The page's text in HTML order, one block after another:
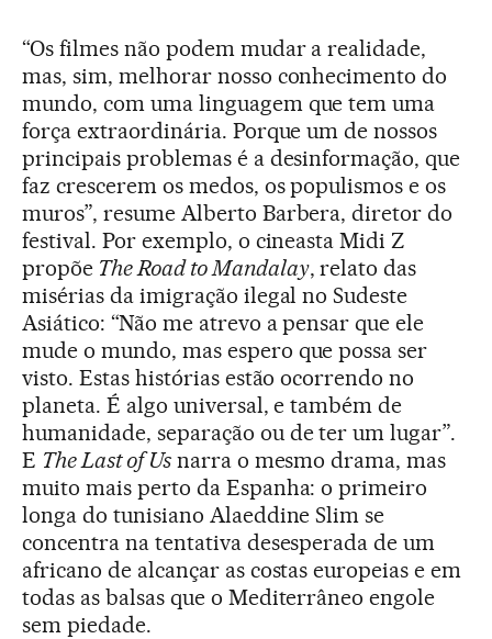
“Os filmes não podem mudar a realidade,
mas, sim, melhorar nosso conhecimento do
mundo, com uma linguagem que tem uma
força extraordinária. Porque um de nossos
principais problemas é a desinformação, que
faz crescerem os medos, os populismos e os
muros”, resume Alberto Barbera, diretor do
festival. Por exemplo, o cineasta Midi Z
propõeThe Road to Mandalay, relato das
misérias da imigração ilegal no Sudeste
Asiático: “Não me atrevo a pensar que ele
mude o mundo, mas espero que possa ser
visto. Estas histórias estão ocorrendo no
planeta. É algo universal, e também de
humanidade, separação ou de ter um lugar”.
E The Last of Usnarra o mesmo drama, mas
muito mais perto da Espanha: o primeiro
longa do tunisiano Alaeddine Slim se
concentra na tentativa desesperada de um
africano de alcançar as costas europeias e em
todas as balsas que o Mediterrâneo engole
sem piedade.